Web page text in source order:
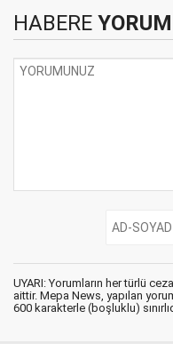
HABERE
UYARI: Yorumların her türlü
aittir. Mepa News, yapılan
600 karakterle (boşluklu)